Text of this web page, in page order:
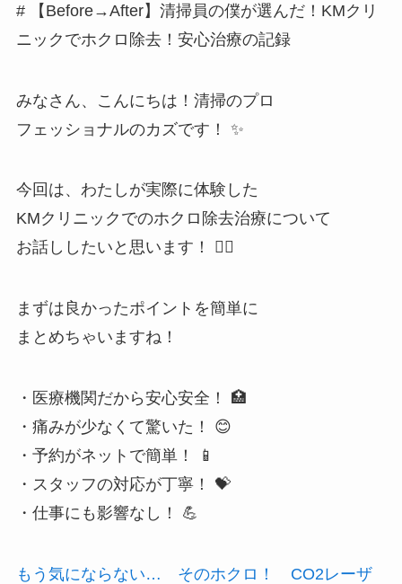
# 【Before→After】清掃員の僕が選んだ！KMクリ
ニックでホクロ除去！安心治療の記録
みなさん、こんにちは！清掃のプロ
フェッショナルのカズです！ ✨
今回は、わたしが実際に体験した
KMクリニックでのホクロ除去治療について
お話ししたいと思います！ 👨‍⚕️
まずは良かったポイントを簡単に
まとめちゃいますね！
・医療機関だから安心安全！ 🏥
・痛みが少なくて驚いた！ 😊
・予約がネットで簡単！ 📱
・スタッフの対応が丁寧！ 💝
・仕事にも影響なし！ 💪
もう気にならない… そのホクロ！ CO2レーザ